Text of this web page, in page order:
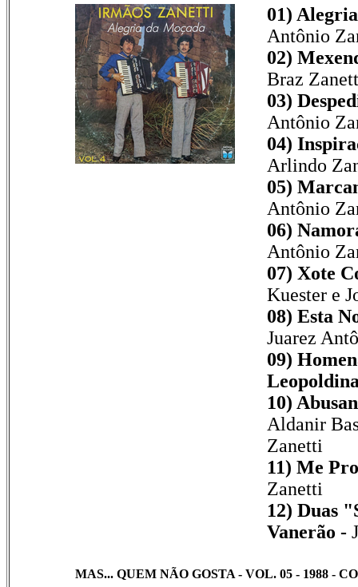
01)
Antônio
02)
Braz
03)
Antônio
04)
Arlindo
05)
Antônio
06)
Antônio
07) Xote
Kuester e
08) Esta
Juarez
09)
10)
Aldanir
Zanetti
11) Me
Zanetti
12) Duas
Vanerão -
MAS... QUEM NÃO GOSTA - VOL. 05 - 1988 -